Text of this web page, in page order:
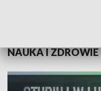
NAUKA I ZDROWIE